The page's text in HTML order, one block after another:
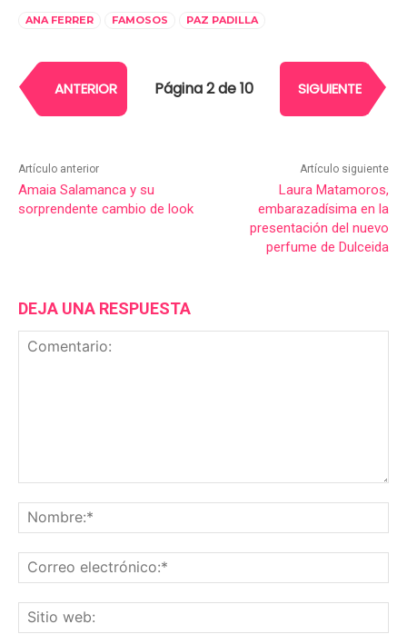
ANA FERRER FAMOSOS PAZ PADILLA
ANTERIOR Página 2 de 10 SIGUIENTE
Artículo anterior
Amaia Salamanca y su
sorprendente cambio de look
Artículo siguiente
Laura Matamoros,
embarazadísima en la
presentación del nuevo
perfume de Dulceida
DEJA UNA RESPUESTA